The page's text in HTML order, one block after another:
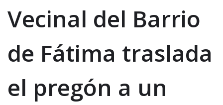
Vecinal del Barrio
de Fátima traslada
el pregón a un